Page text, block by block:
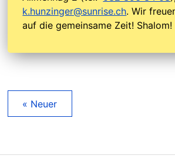
k.hunzinger@sunrise.ch. Wir
auf die gemeinsame Zeit! Shalom!
« Neuer